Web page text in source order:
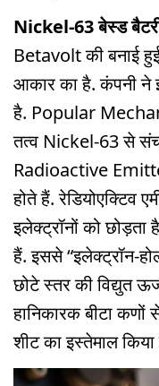
Nickel-63 बेस्ड
Betavolt की बनाई
आकार का है. कंपनी ने
है. Popular
तत्व Nickel-63 से
Radioactive
होते हैं. रेडियोएक्टिव
इलेक्ट्रॉनों को छोड़ता
हैं. इससे “इलेक्ट्रॉन-
छोटे स्तर की विद्युत
हानिकारक बीटा कणों
शीट का इस्तेमाल किया